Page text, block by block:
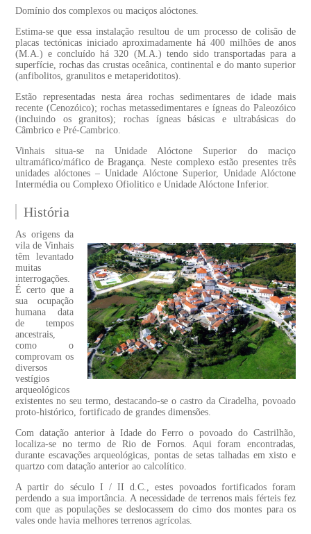
Domínio dos complexos ou maciços alóctones.
Estima-se que essa instalação resultou de um processo de colisão de
placas tectónicas iniciado aproximadamente há 400 milhões de anos
(M.A.) e concluído há 320 (M.A.) tendo sido transportadas para a
superfície, rochas das crustas oceânica, continental e do manto superior
(anfibolitos, granulitos e metaperidotitos).
Estão representadas nesta área rochas sedimentares de idade mais
recente (Cenozóico); rochas metassedimentares e ígneas do Paleozóico
(incluindo os granitos); rochas ígneas básicas e ultrabásicas do
Câmbrico e Pré-Cambrico.
Vinhais situa-se na Unidade Alóctone Superior do maciço
ultramáfico/máfico de Bragança. Neste complexo estão presentes três
unidades alóctones – Unidade Alóctone Superior, Unidade Alóctone
Intermédia ou Complexo Ofiolitico e Unidade Alóctone Inferior.
História
As origens da
vila de Vinhais
têm levantado
muitas
interrogações.
É certo que a
sua ocupação
humana data
de tempos
ancestrais,
como o
comprovam os
diversos
vestígios
arqueológicos
existentes no seu termo, destacando-se o castro da Ciradelha, povoado
proto-histórico, fortificado de grandes dimensões.
Com datação anterior à Idade do Ferro o povoado do Castrilhão,
localiza-se no termo de Rio de Fornos. Aqui foram encontradas,
durante escavações arqueológicas, pontas de setas talhadas em xisto e
quartzo com datação anterior ao calcolítico.
A partir do século I / II d.C., estes povoados fortificados foram
perdendo a sua importância. A necessidade de terrenos mais férteis fez
com que as populações se deslocassem do cimo dos montes para os
vales onde havia melhores terrenos agrícolas.